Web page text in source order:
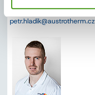
Mobil: +420 737 269 029
petr.hladik@austrotherm.cz